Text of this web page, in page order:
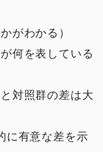
がわかる）
何を表している
対照群の差は大
に有意な差を示